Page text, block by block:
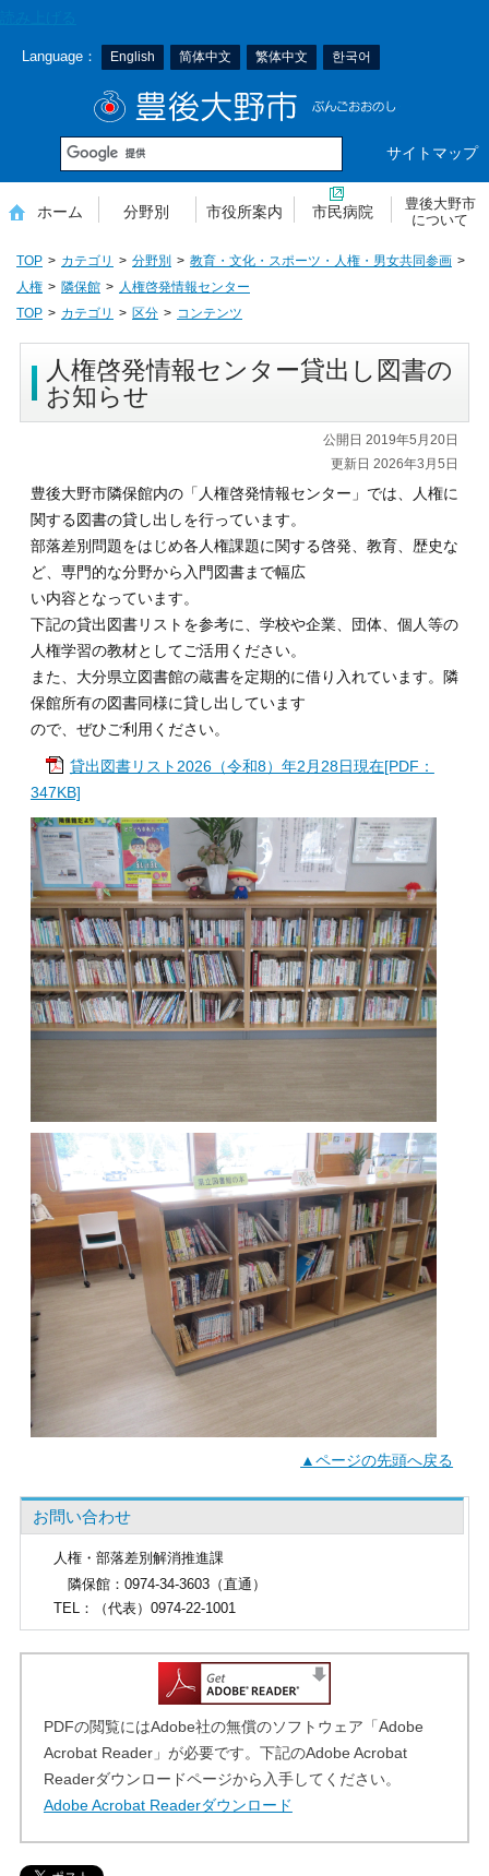
Language： English 简体中文 繁体中文 한국어
サイトマップ
ホーム 分野別 市役所案内 市民病院
豊後大野市
について
TOP カテゴリ 分野別
教育・文化・スポーツ・人権・男女共同参画
人権
隣保館
人権啓発情報センター
TOP
カテゴリ 区分 コンテンツ
人権啓発情報センター貸出し図書の
お知らせ
公開日 2019年5月20日
更新日 2026年3月5日
豊後大野市隣保館内の「人権啓発情報センター」では、人権に
関する図書の貸し出しを行っています。
部落差別問題をはじめ各人権課題に関する啓発、教育、歴史な
ど、専門的な分野から入門図書まで幅広
い内容となっています。
下記の貸出図書リストを参考に、学校や企業、団体、個人等の
人権学習の教材としてご活用ください。
また、大分県立図書館の蔵書を定期的に借り入れています。隣
保館所有の図書同様に貸し出しています
ので、ぜひご利用ください。
貸出図書リスト2026（令和8）年2月28日現在[PDF：
347KB]
▲ページの先頭へ戻る
お問い合わせ
人権・部落差別解消推進課
隣保館：0974-34-3603（直通）
TEL：（代表）0974-22-1001
PDFの閲覧にはAdobe社の無償のソフトウェア「Adobe
Acrobat Reader」が必要です。下記のAdobe Acrobat
Readerダウンロードページから入手してください。
Adobe Acrobat Readerダウンロード